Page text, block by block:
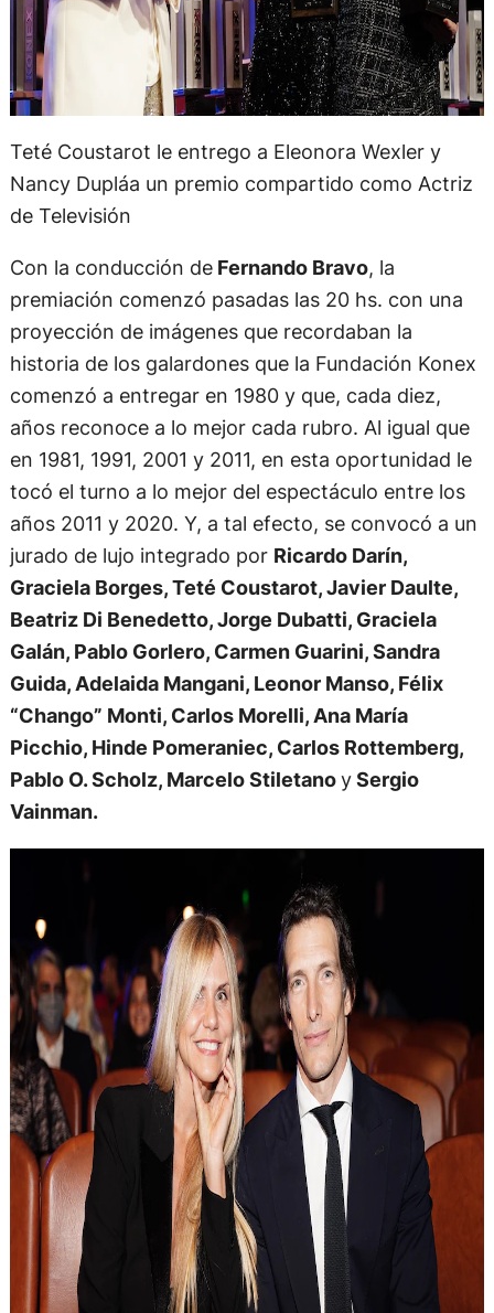
Teté Coustarot le entrego a Eleonora Wexler y
Nancy Dupláa un premio compartido como Actriz
de Televisión
Con la conducción deFernando Bravo, la
premiación comenzó pasadas las 20 hs. con una
proyección de imágenes que recordaban la
historia de los galardones que la Fundación Konex
comenzó a entregar en 1980 y que, cada diez,
años reconoce a lo mejor cada rubro. Al igual que
en 1981, 1991, 2001 y 2011, en esta oportunidad le
tocó el turno a lo mejor del espectáculo entre los
años 2011 y 2020. Y, a tal efecto, se convocó a un
jurado de lujo integrado por Ricardo Darín,
Graciela Borges, Teté Coustarot, Javier Daulte,
Beatriz Di Benedetto, Jorge Dubatti, Graciela
Galán, Pablo Gorlero, Carmen Guarini, Sandra
Guida, Adelaida Mangani, Leonor Manso, Félix
“Chango” Monti, Carlos Morelli, Ana María
Picchio, Hinde Pomeraniec, Carlos Rottemberg,
Pablo O. Scholz, Marcelo StiletanoySergio
Vainman.